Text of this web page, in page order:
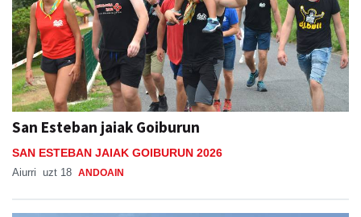
San Esteban jaiak Goiburun
SAN ESTEBAN JAIAK GOIBURUN 2026
Aiurri uzt 18 ANDOAIN